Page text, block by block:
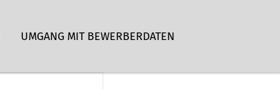
UMGANG MIT BEWERBERDATEN